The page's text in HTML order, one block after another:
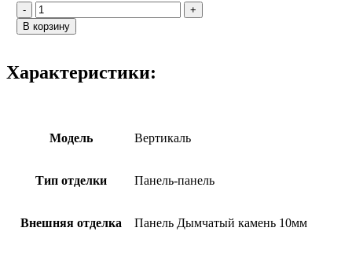
Количество
товара
Вертикаль
2
В корзину
Характеристики:
Модель Вертикаль
Тип отделки Панель-панель
Внешняя отделка Панель Дымчатый камень 10мм